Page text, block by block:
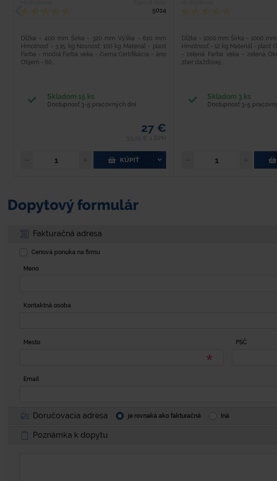
5014
Dĺžka - 400 mm Šírka - 320 mm Výška - 610 mm
Hmotnosť - 3,15 kg Nosnosť: 100 kg Materiál - plast
Farba - modrá Farba veka - čierna Certifikácia - áno
Objem - 60...
Skladom 15 ks
Dostupnosť 3-5 pracovných dní
27 €
KÚPIŤ
Dĺžka - 1000 mm Šírka - 1000
Hmotnosť - 12 kg Materiál - plast
- zelená Farba veka - zelená
zber dažďovej...
Skladom 3 ks
Dostupnosť 3-5
Dopytový formulár
Fakturačná adresa
Cenová ponuka na firmu
Meno
Kontaktná osoba
Mesto PSČ
Email
Doručovacia adresa je rovnaká ako fakturačná Iná
Poznámka k dopytu